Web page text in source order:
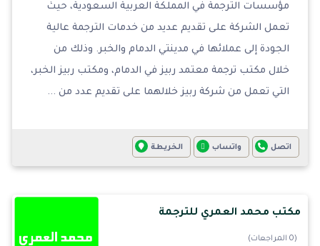
مؤسسات الترجمة في المملكة العربية السعودية، حيث
تعمل الشركة على تقديم عديد من خدمات الترجمة عالية
الجودة إلى عملائها في مدينتي الدمام والخبر. وذلك من
خلال مكتب ترجمة معتمد ربيز في الدمام، ومكتب ربيز الخبر،
التي تعمل من شركة ربيز خلالهما على تقديم عدد من ...
اتصل واتساب الخريطة
مكتب محمد العمري للترجمة
(0 المراجعات)